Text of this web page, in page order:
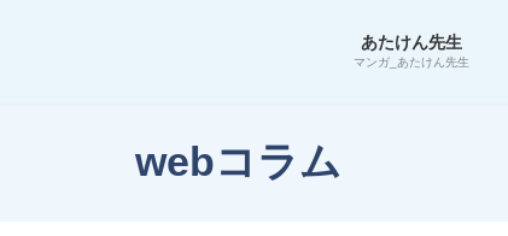
あたけん先生
マンガ_あたけん先生
webコラム